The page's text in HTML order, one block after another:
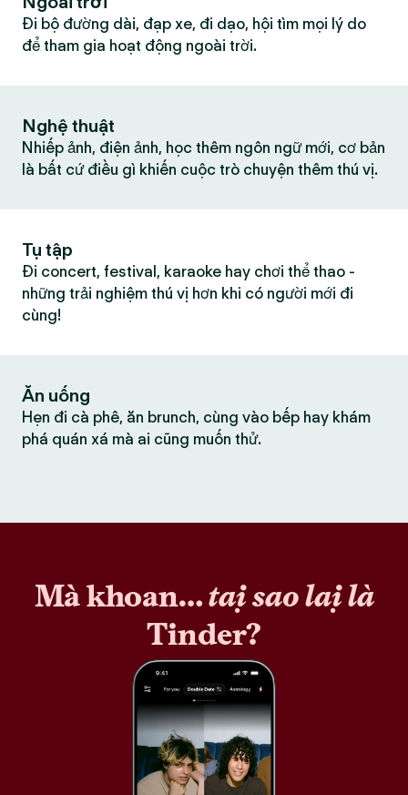
Đi bộ đường dài, đạp xe, đi dạo, hội tìm mọi lý do
để tham gia hoạt động ngoài trời.
Nghệ thuật
Nhiếp ảnh, điện ảnh, học thêm ngôn ngữ mới, cơ bản
là bất cứ điều gì khiến cuộc trò chuyện thêm thú vị.
Tụ tập
Đi concert, festival, karaoke hay chơi thể thao -
những trải nghiệm thú vị hơn khi có người mới đi
cùng!
Ăn uống
Hẹn đi cà phê, ăn brunch, cùng vào bếp hay khám
phá quán xá mà ai cũng muốn thử.
Mà khoan…tại sao lại là
Tinder?